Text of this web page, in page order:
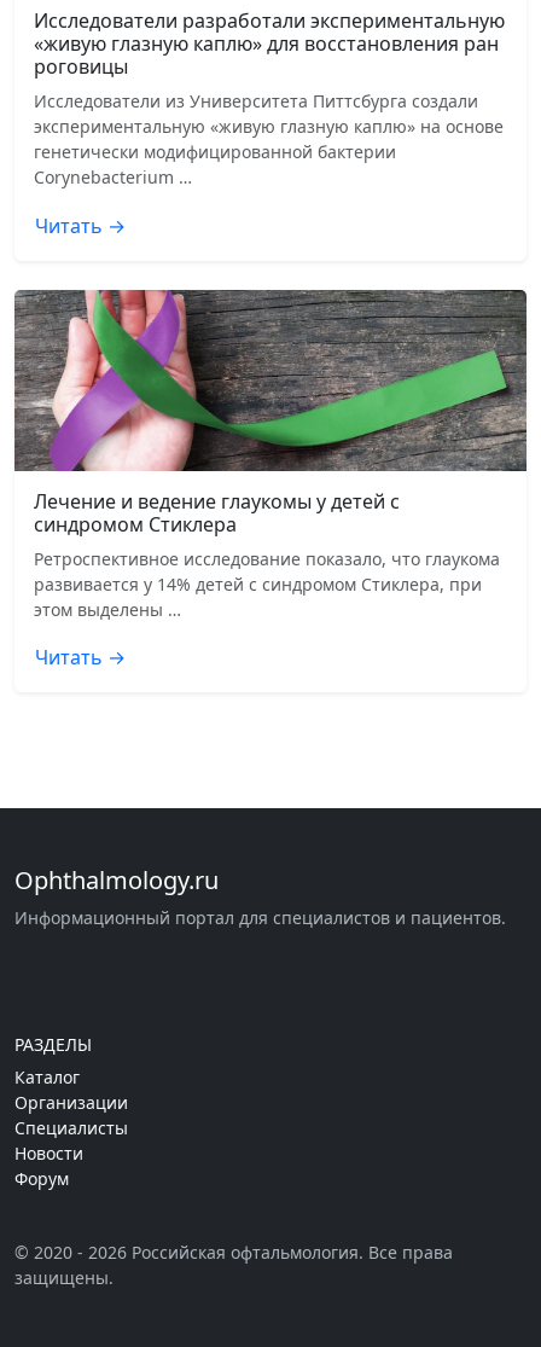
Исследователи разработали экспериментальную
«живую глазную каплю» для восстановления ран
роговицы
Исследователи из Университета Питтсбурга создали
экспериментальную «живую глазную каплю» на основе
генетически модифицированной бактерии
Corynebacterium …
Читать →
Лечение и ведение глаукомы у детей с
синдромом Стиклера
Ретроспективное исследование показало, что глаукома
развивается у 14% детей с синдромом Стиклера, при
этом выделены …
Читать →
Ophthalmology.ru
Информационный портал для специалистов и пациентов.
РАЗДЕЛЫ
Каталог
Организации
Специалисты
Новости
Форум
© 2020 - 2026 Российская офтальмология. Все права
защищены.